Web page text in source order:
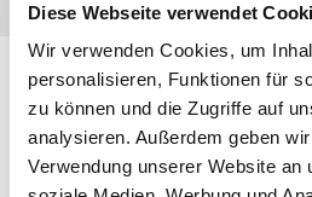
Diese Webseite verwendet
Wir verwenden Cookies, um
personalisieren, Funktionen für
zu können und die Zugriffe auf
analysieren. Außerdem geben
Verwendung unserer Website an